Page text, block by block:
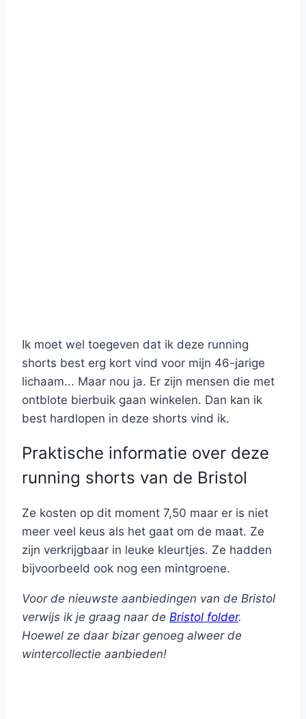
Ik moet wel toegeven dat ik deze running
shorts best erg kort vind voor mijn 46-jarige
lichaam... Maar nou ja. Er zijn mensen die met
ontblote bierbuik gaan winkelen. Dan kan ik
best hardlopen in deze shorts vind ik.
Praktische informatie over deze
running shorts van de Bristol
Ze kosten op dit moment 7,50 maar er is niet
meer veel keus als het gaat om de maat. Ze
zijn verkrijgbaar in leuke kleurtjes. Ze hadden
bijvoorbeeld ook nog een mintgroene.
Voor de nieuwste aanbiedingen van de Bristol
verwijs ik je graag naar de Bristol folder.
Hoewel ze daar bizar genoeg alweer de
wintercollectie aanbieden!